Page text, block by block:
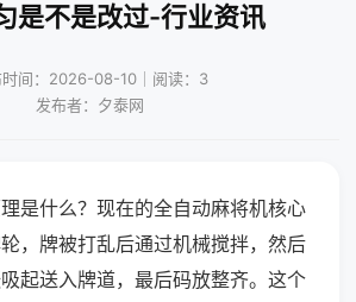
是不是改过-行业资讯
时间：2026-08-10｜阅读：3
发布者：夕泰网
是什么？现在的全自动麻将机核心
，牌被打乱后通过机械搅拌，然后
起送入牌道，最后码放整齐。这个